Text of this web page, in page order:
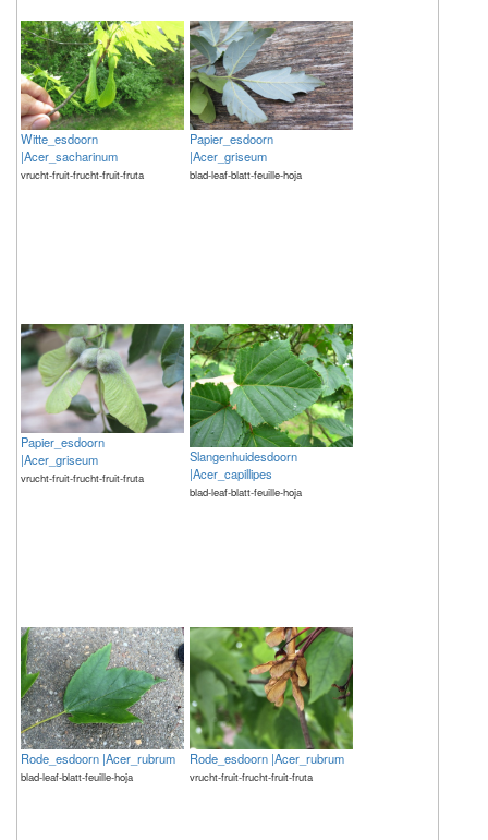
Witte_esdoorn
|Acer_sacharinum
vrucht-fruit-frucht-fruit-fruta
Papier_esdoorn
|Acer_griseum
blad-leaf-blatt-feuille-hoja
Papier_esdoorn
|Acer_griseum
vrucht-fruit-frucht-fruit-fruta
Slangenhuidesdoorn
|Acer_capillipes
blad-leaf-blatt-feuille-hoja
Rode_esdoorn |Acer_rubrum
blad-leaf-blatt-feuille-hoja
Rode_esdoorn |Acer_rubrum
vrucht-fruit-frucht-fruit-fruta